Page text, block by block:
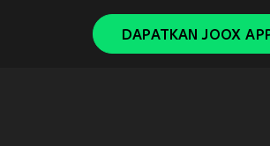
DAPATKAN JOOX